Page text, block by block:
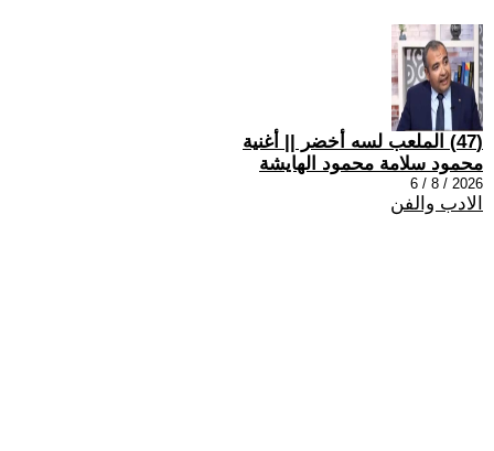
(47) الملعب لسه أخضر || أغنية
محمود سلامة محمود الهايشة
2026 / 8 / 6
الادب والفن